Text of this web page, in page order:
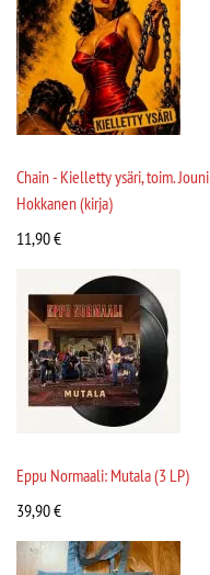
Chain - Kielletty ysäri, toim. Jouni
Hokkanen (kirja)
11,90€
Eppu Normaali: Mutala (3 LP)
39,90€